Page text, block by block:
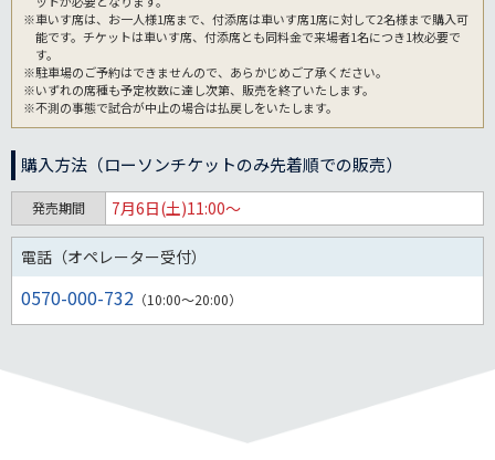
※車いす席は、お一人様1席まで、付添席は車いす席1席に対して2名様まで購入可
能です。チケットは車いす席、付添席とも同料金で来場者1名につき1枚必要で
す。
※駐車場のご予約はできませんので、あらかじめご了承ください。
※いずれの席種も予定枚数に達し次第、販売を終了いたします。
※不測の事態で試合が中止の場合は払戻しをいたします。
購入方法（ローソンチケットのみ先着順での販売）
発売期間 7月6日(土)11:00～
電話（オペレーター受付）
0570-000-732 （10:00～20:00）